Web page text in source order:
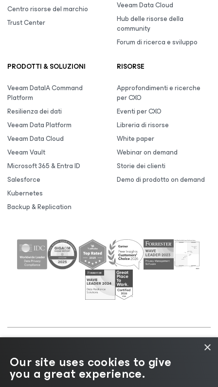
Centro risorse del marchio
Trust Center
Veeam Data Cloud
Hub delle risorse della
community
Forum di ricerca e sviluppo
PRODOTTI & SOLUZIONI
Veeam DataIA Command
Platform
Resilienza dei dati
Veeam Data Platform
Veeam Data Cloud
Veeam Vault
Microsoft 365 & Entra ID
Salesforce
Kubernetes
Backup & Replication
RISORSE
Approfondimenti e ricerche
per CXO
Eventi per CXO
Libreria di risorse
White paper
Webinar on demand
Storie dei clienti
Demo di prodotto on demand
Informativa sulla privacy
|Informativa sui cookie|Informazioni legali
di licenza|Risorse del fornitore
×
Our site uses cookies to give
you a great experience.